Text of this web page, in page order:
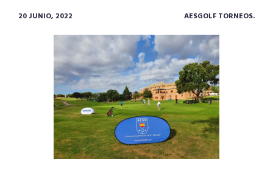
20 JUNIO, 2022 AESGOLF TORNEOS.